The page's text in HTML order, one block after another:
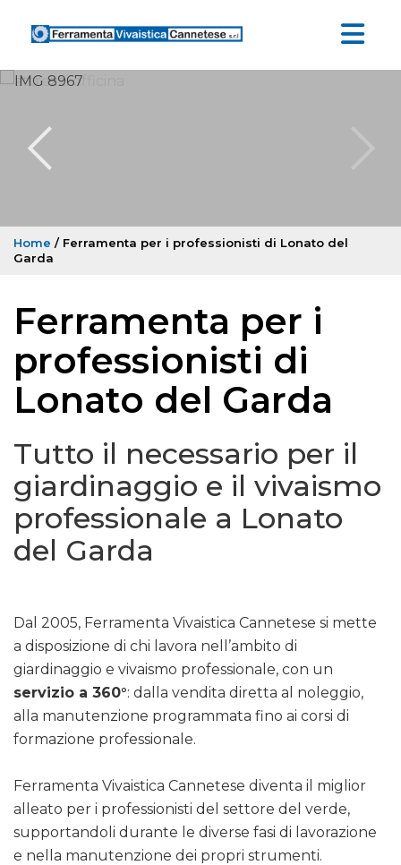
Home / Ferramenta per i professionisti di Lonato del
Garda
Ferramenta per i
professionisti di
Lonato del Garda
Tutto il necessario per il
giardinaggio e il vivaismo
professionale a Lonato
del Garda
Dal 2005, Ferramenta Vivaistica Cannetese si mette
a disposizione di chi lavora nell’ambito di
giardinaggio e vivaismo professionale, con un
servizio a 360°: dalla vendita diretta al noleggio,
alla manutenzione programmata fino ai corsi di
formazione professionale.
Ferramenta Vivaistica Cannetese diventa il miglior
alleato per i professionisti del settore del verde,
supportandoli durante le diverse fasi di lavorazione
e nella manutenzione dei propri strumenti.